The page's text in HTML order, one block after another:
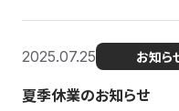
2025.07.25 お知ら
夏季休業のお知らせ